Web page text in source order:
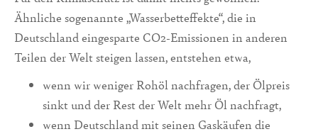
Ähnliche sogenannte „Wasserbetteffekte“, die in
Deutschland eingesparte CO2-Emissionen in anderen
Teilen der Welt steigen lassen, entstehen etwa,
wenn wir weniger Rohöl nachfragen, der Ölpreis
sinkt und der Rest der Welt mehr Öl nachfragt,
wenn Deutschland mit seinen Gaskäufen die